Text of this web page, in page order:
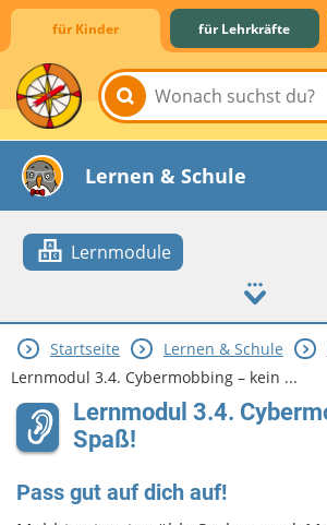
für Kinder für Lehrkräfte
Lernen & Schule
Lernmodule
Hobby & Freizeit
Spiel & Spaß
Mitreden & Mitmachen
Startseite Lernen & Schule
Lernmodul 3.4. Cybermobbing – kein ...
Lernmodul 3.4.
Spaß!
Pass gut auf dich auf!